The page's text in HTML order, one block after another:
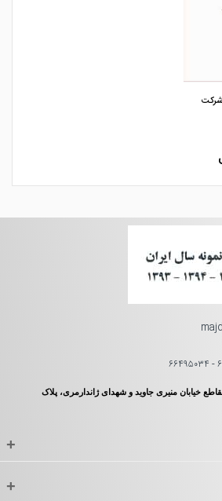
شرکت
خیابان منیری جاوید و شهدای ژاندارمری، پلاک
+
+